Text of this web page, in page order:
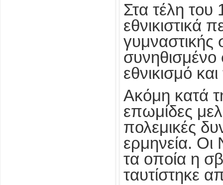
Στα τέλη του
εθνικιστικά
γυμναστικής
εθνικισμό
Ακόμη κατά
επωμίδες
πολεμικές
ερμηνεία. Οι
τα οποία η
ταυτίστηκε